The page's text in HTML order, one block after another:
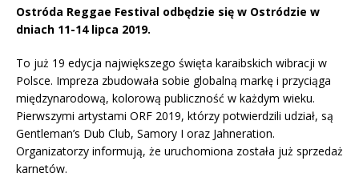
Ostróda Reggae Festival odbędzie się w Ostródzie w
dniach 11-14 lipca 2019.
To już 19 edycja największego święta karaibskich wibracji w
Polsce. Impreza zbudowała sobie globalną markę i przyciąga
międzynarodową, kolorową publiczność w każdym wieku.
Pierwszymi artystami ORF 2019, którzy potwierdzili udział, są
Gentleman’s Dub Club, Samory I oraz Jahneration.
Organizatorzy informują, że uruchomiona została już sprzedaż
karnetów.